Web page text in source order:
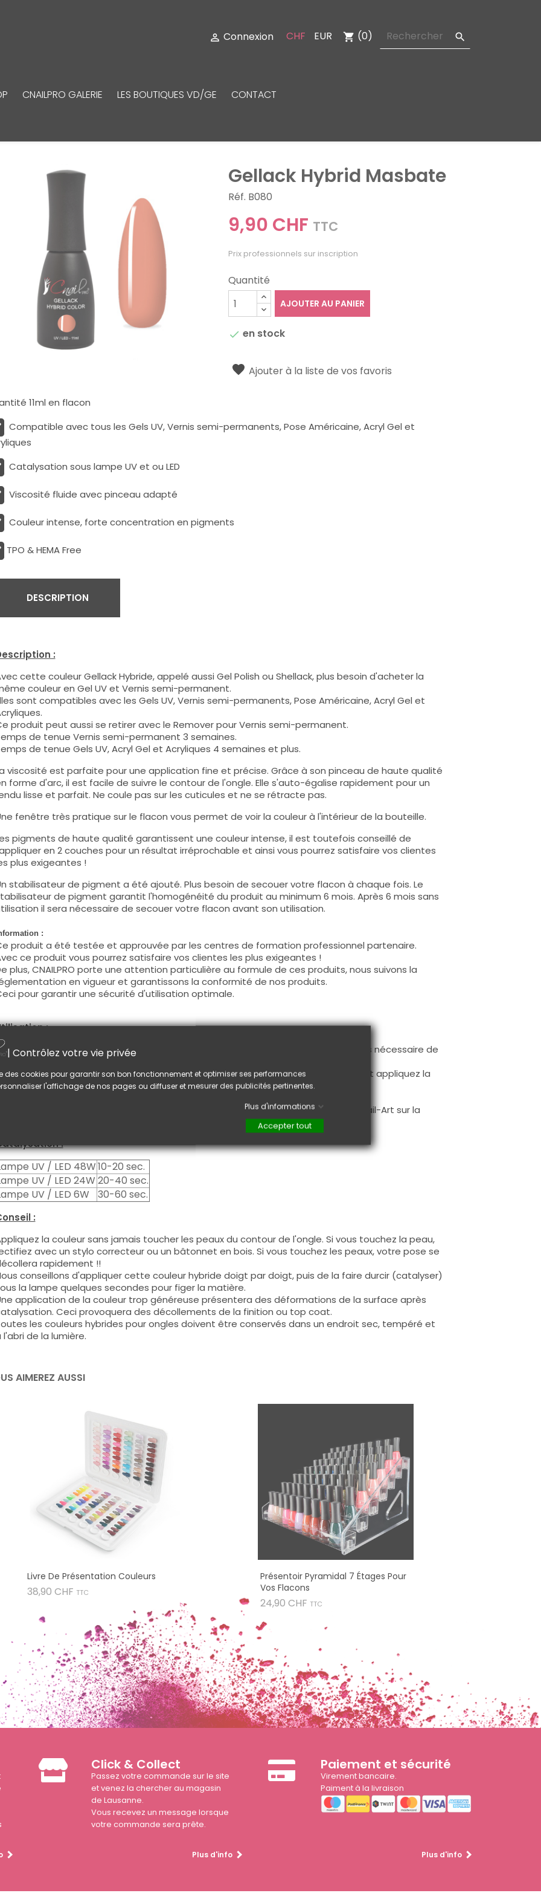
 Connexion CHF EUR shopping_cart (0) 
CNAILPRO GALERIE LES BOUTIQUES VD/GE CONTACT
Gellack Hybrid Masbate
Réf. B080
9,90 CHF TTC
Prix professionnels sur inscription
Quantité
AJOUTER AU PANIER
 en stock
Ajouter à la liste de vos favoris
11ml en flacon
Compatible avec tous les Gels UV, Vernis semi-permanents, Pose Américaine, Acryl Gel et
Catalysation sous lampe UV et ou LED
Viscosité fluide avec pinceau adapté
Couleur intense, forte concentration en pigments
TPO & HEMA Free
DESCRIPTION
:
cette couleur Gellack Hybride, appelé aussi Gel Polish ou Shellack, plus besoin d'acheter la
couleur en Gel UV et Vernis semi-permanent.
sont compatibles avec les Gels UV, Vernis semi-permanents, Pose Américaine, Acryl Gel et
produit peut aussi se retirer avec le Remover pour Vernis semi-permanent.
de tenue Vernis semi-permanent 3 semaines.
de tenue Gels UV, Acryl Gel et Acryliques 4 semaines et plus.
viscosité est parfaite pour une application fine et précise. Grâce à son pinceau de haute qualité
forme d'arc, il est facile de suivre le contour de l'ongle. Elle s'auto-égalise rapidement pour un
lisse et parfait. Ne coule pas sur les cuticules et ne se rétracte pas.
fenêtre très pratique sur le flacon vous permet de voir la couleur à l'intérieur de la bouteille.
pigments de haute qualité garantissent une couleur intense, il est toutefois conseillé de
en 2 couches pour un résultat irréprochable et ainsi vous pourrez satisfaire vos clientes
plus exigeantes !
stabilisateur de pigment a été ajouté. Plus besoin de secouer votre flacon à chaque fois. Le
de pigment garantit l'homogénéité du produit au minimum 6 mois. Après 6 mois sans
il sera nécessaire de secouer votre flacon avant son utilisation.
:
produit a été testée et approuvée par les centres de formation professionnel partenaire.
ce produit vous pourrez satisfaire vos clientes les plus exigeantes !
plus, CNAILPRO porte une attention particulière au formule de ces produits, nous suivons la
en vigueur et garantissons la conformité de nos produits.
pour garantir une sécurité d'utilisation optimale.
:
couleur s'applique avec son pinceau, de manière fine, sur la base (il n'est pas nécessaire de
la couche de cohésion) ou sur la construction après limage.
produit s'applique en deux couches, fermez le bord libre à la première couche et appliquez la
couche pour garantir un résultat optimal.
pouvez dégraisser la couche de cohésion si vous désirez faire une création Nail-Art sur la
:
UV / LED 48W10-20 sec.
UV / LED 24W 20-40 sec.
UV / LED 6W
30-60 sec.
:
la couleur sans jamais toucher les peaux du contour de l'ongle. Si vous touchez la peau,
avec un stylo correcteur ou un bâtonnet en bois. Si vous touchez les peaux, votre pose se
rapidement !!
conseillons d'appliquer cette couleur hybride doigt par doigt, puis de la faire durcir (catalyser)
la lampe quelques secondes pour figer la matière.
application de la couleur trop généreuse présentera des déformations de la surface après
Ceci provoquera des décollements de la finition ou top coat.
les couleurs hybrides pour ongles doivent être conservés dans un endroit sec, tempéré et
l'abri de la lumière.
AIMEREZ AUSSI
Livre De Présentation Couleurs
38,90 CHF Prix
TTC
Présentoir Pyramidal 7 Étages Pour
Vos Flacons
24,90 CHF Prix
TTC
Click & Collect
Passez votre commande sur le site
et venez la chercher au magasin
de Lausanne.
Vous recevez un message lorsque
votre commande sera prête.
Plus d'info
Paiement et sécurité
Virement bancaire.
Paiment à la livraison
Plus d'info
| Contrôlez votre vie privée
des cookies pour garantir son bon fonctionnement et optimiser ses performances
l'affichage de nos pages ou diffuser et mesurer des publicités pertinentes.
Plus d'informations
Accepter tout